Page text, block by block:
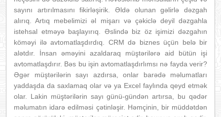
sayını artırılmasını fikirləşirik. Əldə olunan gəlirlə dəzgah
alırıq. Artıq mebelimizi əl mişarı və çəkiclə deyil dəzgahla
istehsal etməyə başlayırıq. Əslində biz öz işimizi dəzgahın
köməyi ilə avtomatlaşdırdıq. CRM də biznes üçün belə bir
alətdır. İnsan əməyini azaldaraq müştərilərə aid bütün işi
avtomatlaşdırır. Bəs bu işin avtomatlaşdırlımsı nə fayda verir?
Əgər müştərilərin sayı azdırsa, onlar barədə məlumatları
yaddaşda da saxlamaq olar və ya Excel faylında qeyd etmək
olar. Lakin müştərilərin sayı günü-gündən artırsa, bu qədər
məlumatın idarə edilməsi çətinləşir. Həmçinin, bir müddətdən